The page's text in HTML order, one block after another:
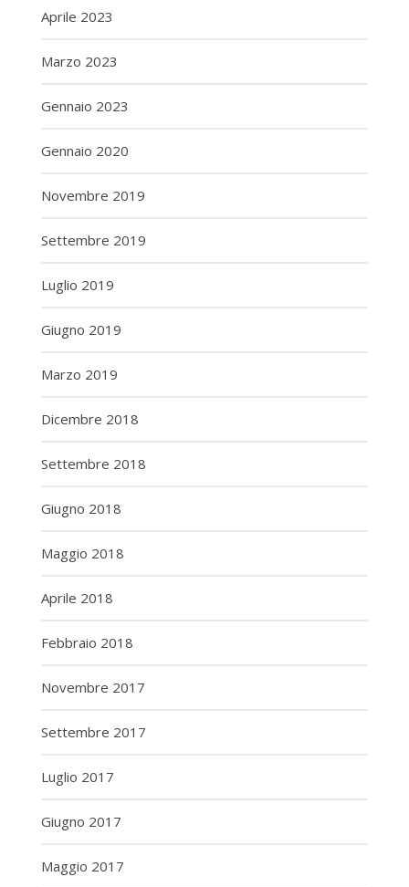
Aprile 2023
Marzo 2023
Gennaio 2023
Gennaio 2020
Novembre 2019
Settembre 2019
Luglio 2019
Giugno 2019
Marzo 2019
Dicembre 2018
Settembre 2018
Giugno 2018
Maggio 2018
Aprile 2018
Febbraio 2018
Novembre 2017
Settembre 2017
Luglio 2017
Giugno 2017
Maggio 2017